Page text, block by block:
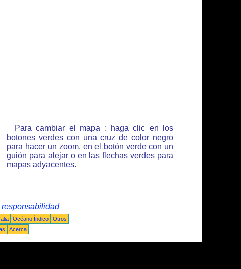
Para cambiar el mapa : haga clic en los
botones verdes con una cruz de color negro
para hacer un zoom, en el botón verde con un
guión para alejar o en las flechas verdes para
mapas adyacentes.
Océano Índico
Otros
Acerca